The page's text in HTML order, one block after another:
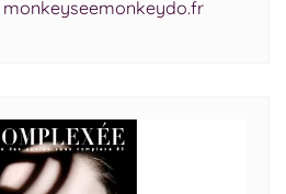
monkeyseemonkeydo.fr